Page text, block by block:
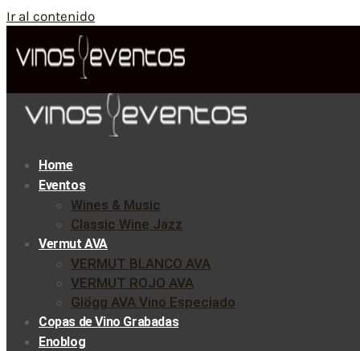
Ir al contenido
Home
Eventos
Wines & Music
Classic Wine Jazz
Vermut AVA
VERMUT BLANCO AVA
VERMUT ROJO AVA
Glögg AVA Vino Especiado
Copas de Vino Grabadas
Enoblog